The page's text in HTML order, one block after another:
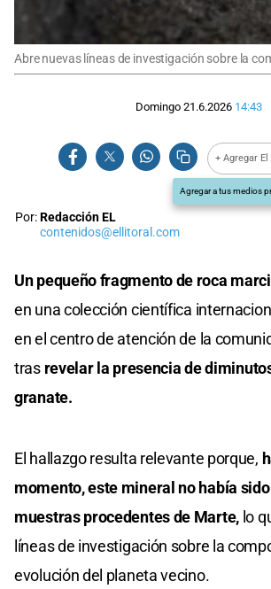
Abre nuevas líneas de investigación sobre la
Domingo 21.6.2026 14:43
+ Agregar
Agregar a tus medios
Por:Redacción EL
contenidos@ellitoral.com
Un pequeño fragmento de roca
en una colección científica
en el centro de atención de la
trasrevelar la presencia de
granate.
El hallazgo resulta relevante porque,
momento, este mineral no había
muestras procedentes de Marte, lo
líneas de investigación sobre la
evolución del planeta vecino.